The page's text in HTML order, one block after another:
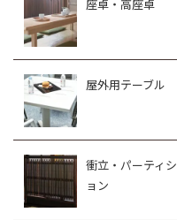
座卓・高座卓
屋外用テーブル
衝立・パーティシ
ョン